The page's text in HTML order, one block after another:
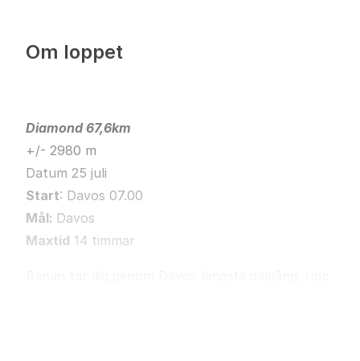
Om loppet
Diamond 67,6km
+/- 2980 m
Datum 25 juli
Start: Davos 07.00
Mål: Davos
Maxtid 14 timmar